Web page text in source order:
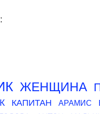
ЖЕНЩИНА
КАПИТАН АРАМИС